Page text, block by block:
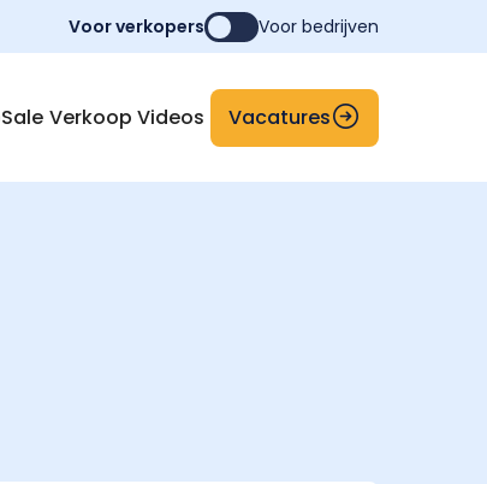
Voor verkopers Voor bedrijven
Verkoop Videos Vacatures